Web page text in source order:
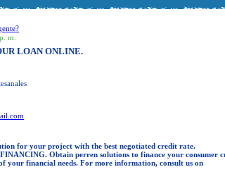
m.
LOAN ONLINE.
for your project with the best negotiated credit rate.
Obtain perren solutions to finance your consumer
your financial needs. For more information, consult us on